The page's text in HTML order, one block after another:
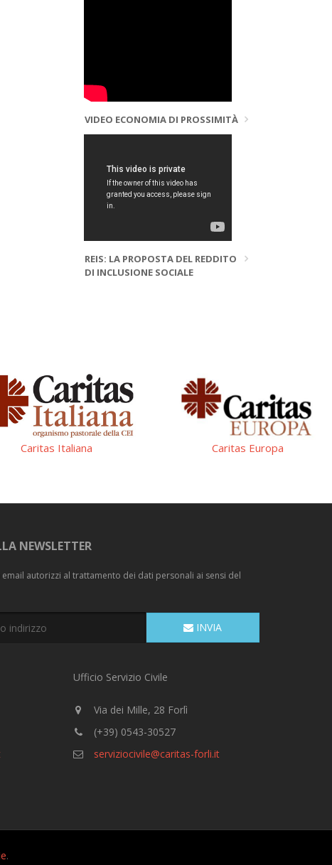
VIDEO ECONOMIA DI PROSSIMITÀ
REIS: LA PROPOSTA DEL REDDITO
DI INCLUSIONE SOCIALE
Caritas Italiana Caritas Europa
NEWSLETTER
email autorizzi al trattamento dei dati personali ai sensi del
INVIA
Ufficio Servizio Civile
Via dei Mille, 28 Forlì
(+39) 0543-30527
serviziocivile@caritas-forli.it
.